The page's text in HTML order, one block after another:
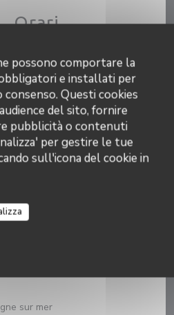
possono comportare la
e installati per
Questi cookies
del sito, fornire
pubblicità o contenuti
per gestire le tue
sull'icona del cookie in
Orari
Chiuso
12:00 - 14:00 • 19:00 - 21:00
Chiuso
12:00 - 14:00 • 19:00 - 21:00
sur mer((apre una nuova finestra))